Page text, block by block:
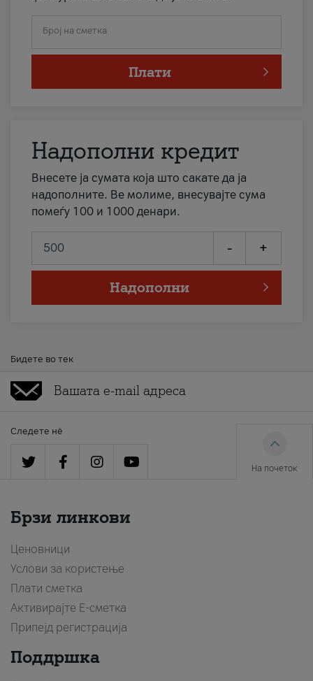
Број на сметка
Плати
Надополни кредит
Внесете ја сумата која што сакате да ја
надополните. Ве молиме, внесувајте сума
помеѓу 100 и 1000 денари.
- +
Надополни
Бидете во тек
Следете нè
На почеток
Брзи линкови
Ценовници
Услови за користење
Плати сметка
Активирајте Е-сметка
Припејд регистрација
Поддршка